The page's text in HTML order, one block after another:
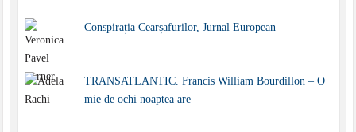
Conspirația Cearșafurilor, Jurnal European
TRANSATLANTIC. Francis William Bourdillon – O
mie de ochi noaptea are